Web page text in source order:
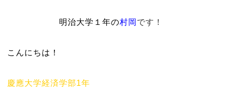
明治大学１年の村岡 です！
こんにちは！
慶應大学経済学部1年